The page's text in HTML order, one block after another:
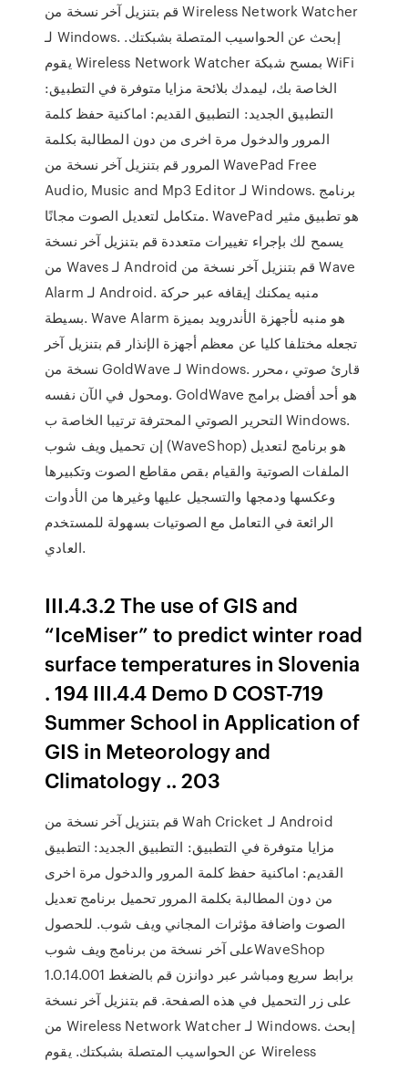
قم بتنزيل آخر نسخة من Wireless Network Watcher
لـ Windows. إبحث عن الحواسيب المتصلة بشبكتك.
يقوم Wireless Network Watcher بمسح شبكة WiFi
الخاصة بك، ليمدك بلائحة مزايا متوفرة في التطبيق:
التطبيق الجديد: التطبيق القديم: اماكنية حفظ كلمة
المرور والدخول مرة اخرى من دون المطالبة بكلمة
المرور قم بتنزيل آخر نسخة من WavePad Free
Audio, Music and Mp3 Editor لـ Windows. برنامج
متكامل لتعديل الصوت مجانًا. WavePad هو تطبيق مثير
يسمح لك بإجراء تغييرات متعددة قم بتنزيل آخر نسخة
من Waves لـ Android قم بتنزيل آخر نسخة من Wave
Alarm لـ Android. منبه يمكنك إيقافه عبر حركة
بسيطة. Wave Alarm هو منبه لأجهزة الأندرويد بميزة
تجعله مختلفا كليا عن معظم أجهزة الإنذار قم بتنزيل آخر
نسخة من GoldWave لـ Windows. قارئ صوتي ،محرر
ومحول في الآن نفسه. GoldWave هو أحد أفضل برامج
التحرير الصوتي المحترفة ترتيبا الخاصة ب Windows.
إن تحميل ويف شوب (WaveShop) هو برنامج لتعديل
الملفات الصوتية والقيام بقص مقاطع الصوت وتكبيرها
وعكسها ودمجها والتسجيل عليها وغيرها من الأدوات
الرائعة في التعامل مع الصوتيات بسهولة للمستخدم
العادي.
III.4.3.2 The use of GIS and
“IceMiser” to predict winter road
surface temperatures in Slovenia
. 194 III.4.4 Demo D COST-719
Summer School in Application of
GIS in Meteorology and
Climatology .. 203
قم بتنزيل آخر نسخة من Wah Cricket لـ Android
مزايا متوفرة في التطبيق: التطبيق الجديد: التطبيق
القديم: اماكنية حفظ كلمة المرور والدخول مرة اخرى
من دون المطالبة بكلمة المرور تحميل برنامج تعديل
الصوت واضافة مؤثرات المجاني ويف شوب. للحصول
على آخر نسخة من برنامج ويف شوبWaveShop
1.0.14.001 برابط سريع ومباشر عبر دوانزن قم بالضغط
على زر التحميل في هذه الصفحة. قم بتنزيل آخر نسخة
من Wireless Network Watcher لـ Windows. إبحث
عن الحواسيب المتصلة بشبكتك. يقوم Wireless